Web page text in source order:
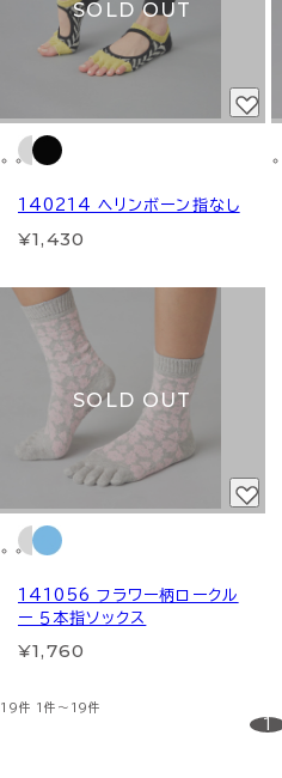
SOLD OUT
140214 ヘリンボーン指なし
¥1,430
SOLD OUT
141056 フラワー柄ロークル
ー ５本指ソックス
¥1,760
19件 1件～19件
1